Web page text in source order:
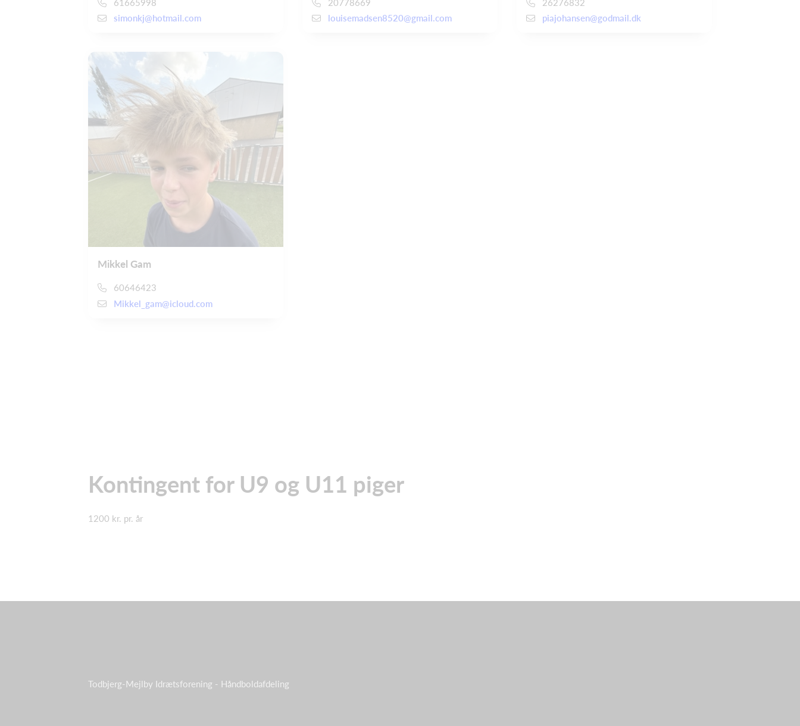
61665998
simonkj@hotmail.com
20778669
louisemadsen8520@gmail.com
26276832
piajohansen@godmail.dk
Mikkel Gam
60646423
Mikkel_gam@icloud.com
Kontingent for U9 og U11 piger
1200 kr. pr. år
Todbjerg-Mejlby Idrætsforening - Håndboldafdeling